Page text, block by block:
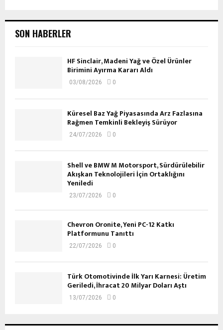
SON HABERLER
HF Sinclair, Madeni Yağ ve Özel Ürünler
Birimini Ayırma Kararı Aldı
03/08/2026 0
Küresel Baz Yağ Piyasasında Arz Fazlasına
Rağmen Temkinli Bekleyiş Sürüyor
24/07/2026 0
Shell ve BMW M Motorsport, Sürdürülebilir
Akışkan Teknolojileri İçin Ortaklığını
Yeniledi
23/07/2026 0
Chevron Oronite, Yeni PC-12 Katkı
Platformunu Tanıttı
22/07/2026 0
Türk Otomotivinde İlk Yarı Karnesi: Üretim
Geriledi, İhracat 20 Milyar Doları Aştı
13/07/2026 0